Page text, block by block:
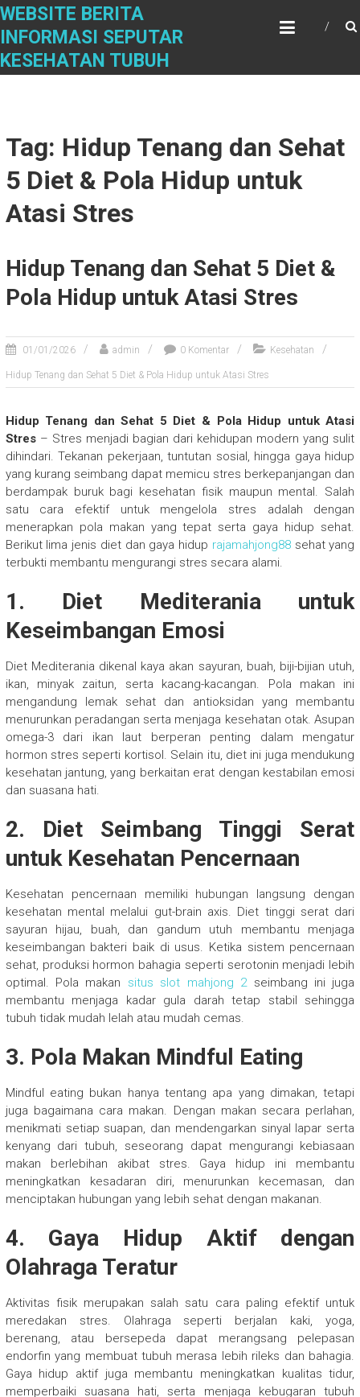
Skip
content
WEBSITE BERITA
INFORMASI SEPUTAR
KESEHATAN TUBUH
Tag: Hidup Tenang dan Sehat
5 Diet & Pola Hidup untuk
Atasi Stres
Hidup Tenang dan Sehat 5 Diet &
Pola Hidup untuk Atasi Stres
01/01/2026 admin 0 Komentar Kesehatan
Hidup Tenang dan Sehat 5 Diet & Pola Hidup untuk Atasi Stres
Hidup Tenang dan Sehat 5 Diet & Pola Hidup untuk Atasi
Stres– Stres menjadi bagian dari kehidupan modern yang sulit
dihindari. Tekanan pekerjaan, tuntutan sosial, hingga gaya hidup
yang kurang seimbang dapat memicu stres berkepanjangan dan
berdampak buruk bagi kesehatan fisik maupun mental. Salah
satu cara efektif untuk mengelola stres adalah dengan
menerapkan pola makan yang tepat serta gaya hidup sehat.
Berikut lima jenis diet dan gaya hidup rajamahjong88sehat yang
terbukti membantu mengurangi stres secara alami.
1. Diet Mediterania untuk
Keseimbangan Emosi
Diet Mediterania dikenal kaya akan sayuran, buah, biji-bijian utuh,
ikan, minyak zaitun, serta kacang-kacangan. Pola makan ini
mengandung lemak sehat dan antioksidan yang membantu
menurunkan peradangan serta menjaga kesehatan otak. Asupan
omega-3 dari ikan laut berperan penting dalam mengatur
hormon stres seperti kortisol. Selain itu, diet ini juga mendukung
kesehatan jantung, yang berkaitan erat dengan kestabilan emosi
dan suasana hati.
2. Diet Seimbang Tinggi Serat
untuk Kesehatan Pencernaan
Kesehatan pencernaan memiliki hubungan langsung dengan
kesehatan mental melalui gut-brain axis. Diet tinggi serat dari
sayuran hijau, buah, dan gandum utuh membantu menjaga
keseimbangan bakteri baik di usus. Ketika sistem pencernaan
sehat, produksi hormon bahagia seperti serotonin menjadi lebih
optimal. Pola makan situs slot mahjong 2seimbang ini juga
membantu menjaga kadar gula darah tetap stabil sehingga
tubuh tidak mudah lelah atau mudah cemas.
3. Pola Makan Mindful Eating
Mindful eating bukan hanya tentang apa yang dimakan, tetapi
juga bagaimana cara makan. Dengan makan secara perlahan,
menikmati setiap suapan, dan mendengarkan sinyal lapar serta
kenyang dari tubuh, seseorang dapat mengurangi kebiasaan
makan berlebihan akibat stres. Gaya hidup ini membantu
meningkatkan kesadaran diri, menurunkan kecemasan, dan
menciptakan hubungan yang lebih sehat dengan makanan.
4. Gaya Hidup Aktif dengan
Olahraga Teratur
Aktivitas fisik merupakan salah satu cara paling efektif untuk
meredakan stres. Olahraga seperti berjalan kaki, yoga,
berenang, atau bersepeda dapat merangsang pelepasan
endorfin yang membuat tubuh merasa lebih rileks dan bahagia.
Gaya hidup aktif juga membantu meningkatkan kualitas tidur,
memperbaiki suasana hati, serta menjaga kebugaran tubuh